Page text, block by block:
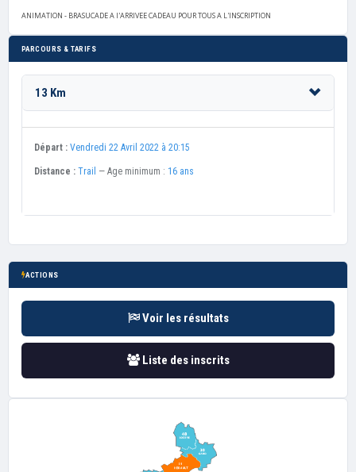
ANIMATION - BRASUCADE A l'ARRIVEE CADEAU POUR TOUS A L'INSCRIPTION
PARCOURS & TARIFS
13 Km
Départ : Vendredi 22 Avril 2022 à 20:15
Distance : Trail — Age minimum : 16 ans
ACTIONS
Voir les résultats
Liste des inscrits